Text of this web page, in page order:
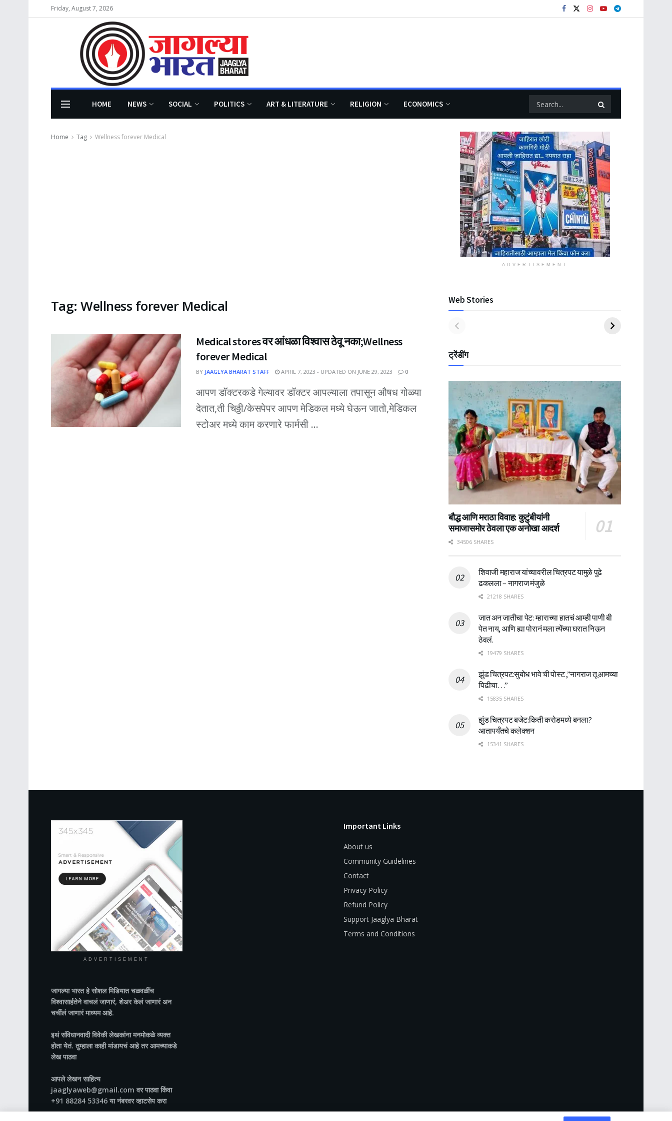
Friday, August 7, 2026
HOME NEWS SOCIAL POLITICS ART & LITERATURE RELIGION ECONOMICS
Home Tag Wellness forever Medical
Tag:Wellness forever Medical
Medical stores वर आंधळा विश्वास ठेवू नका;Wellness
forever Medical
BY JAAGLYA BHARAT STAFF APRIL 7, 2023 - UPDATED ON JUNE 29, 2023 0
आपण डॉक्टरकडे गेल्यावर डॉक्टर आपल्याला तपासून औषध गोळ्या
देतात,ती चिठ्ठी/केसपेपर आपण मेडिकल मध्ये घेऊन जातो,मेडिकल
स्टोअर मध्ये काम करणारे फार्मसी ...
ADVERTISEMENT
Web Stories
ट्रेंडींग
बौद्ध आणि मराठा विवाह: कुटुंबीयांनी
समाजासमोर ठेवला एक अनोखा आदर्श
34506 SHARES
शिवाजी महाराज यांच्यावरील चित्रपट यामुळे पुढे
ढकलला – नागराज मंजुळे
21218 SHARES
जात अन जातीचा पेट: म्हाराच्या हातचं आम्ही पाणी बी
पेत नाय, आणि ह्या पोरानं मला त्येंच्या घरात निऊन
ठेवलं.
19479 SHARES
झुंड चित्रपट:सुबोध भावे ची पोस्ट ,”नागराज तू आमच्या
पिढीचा…”
15835 SHARES
झुंड चित्रपट बजेट:किती करोडमध्ये बनला?
आतापर्यँतचे कलेक्शन
15341 SHARES
ADVERTISEMENT
जागल्या भारतहे सोशल मिडियात चळवळींच
विश्वासार्हतेने वाचलं जाणारं, शेअर केलं जाणारं अन
चर्चीलं जाणारं माध्यम आहे.
इथं संविधानवादी विवेकी लेखकांना मनमोकळे व्यक्त
होता येतं. तुम्हाला काही मांडायचं आहे तर आमच्याकडे
लेख पाठवा
आपले लेखन साहित्य
jaaglyaweb@gmail.com वर पाठवा किंवा
+91 88284 53346 या नंबरवर व्हाटसेप करा
Important Links
About us
Community Guidelines
Contact
Privacy Policy
Refund Policy
Support Jaaglya Bharat
Terms and Conditions